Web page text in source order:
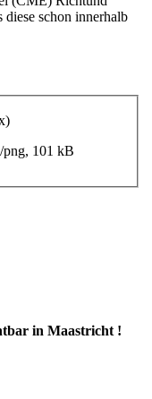
diese schon innerhalb
png, 101 kB
in Maastricht !